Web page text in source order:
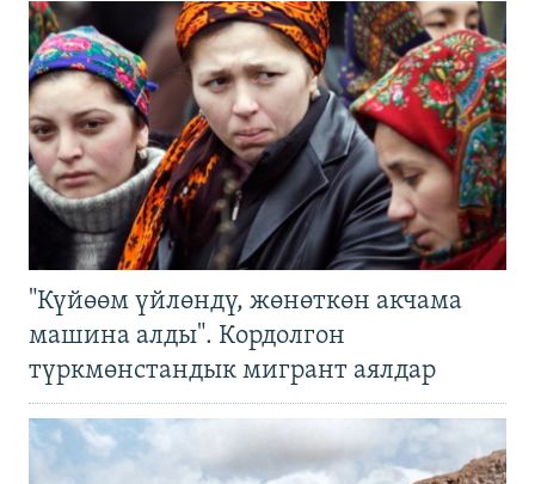
"Күйөөм үйлөндү, жөнөткөн акчама
машина алды". Кордолгон
түркмөнстандык мигрант аялдар